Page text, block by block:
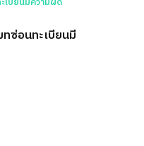
ซ่อนทะเบียนมี